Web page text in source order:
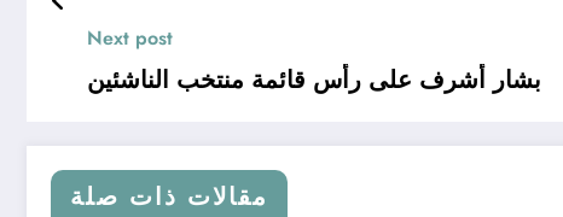
Next post
بشار أشرف على رأس قائمة منتخب الناشئين
مقالات ذات صلة